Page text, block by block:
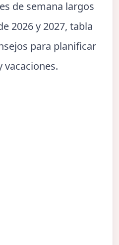
de semana largos
2026 y 2027, tabla
para planificar
vacaciones.